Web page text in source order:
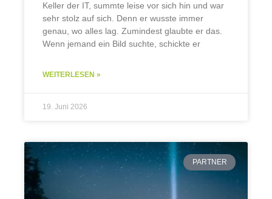
Keller der IT, summte leise vor sich hin und war
sehr stolz auf sich. Denn er wusste immer
genau, wo alles lag. Zumindest glaubte er das.
Wenn jemand ein Bild suchte, schickte er
WEITERLESEN »
19. Juni 2026
PARTNER